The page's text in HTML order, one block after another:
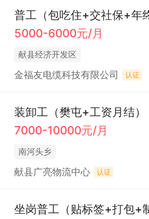
普工（包吃住+交社保+年
5000-6000元/月
献县经济开发区
金福友电缆科技有限公司 认证
装卸工（樊屯+工资月结）
7000-10000元/月
南河头乡
献县广亮物流中心 认证
坐岗普工（贴标签+打包+